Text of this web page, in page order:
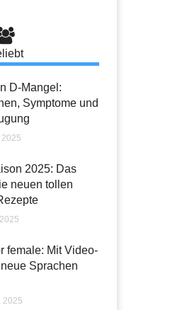
D-Mangel:
Symptome und
2025
2025: Das
neuen tollen
female: Mit Video-
Sprachen
2025